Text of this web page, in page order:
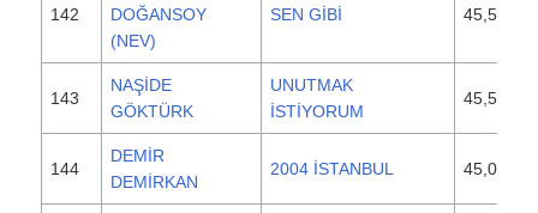
142
DOĞANSOY
(NEV)
SEN GİBİ 45,500
143
NAŞİDE
GÖKTÜRK
UNUTMAK
İSTİYORUM
45,500
144
DEMİR
DEMİRKAN
2004 İSTANBUL 45,000